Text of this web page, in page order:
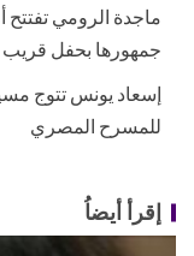
ماجدة الرومي
جمهورها بحفل
إسعاد يونس تتوج
للمسرح المصري
إقرأ أيضاُ